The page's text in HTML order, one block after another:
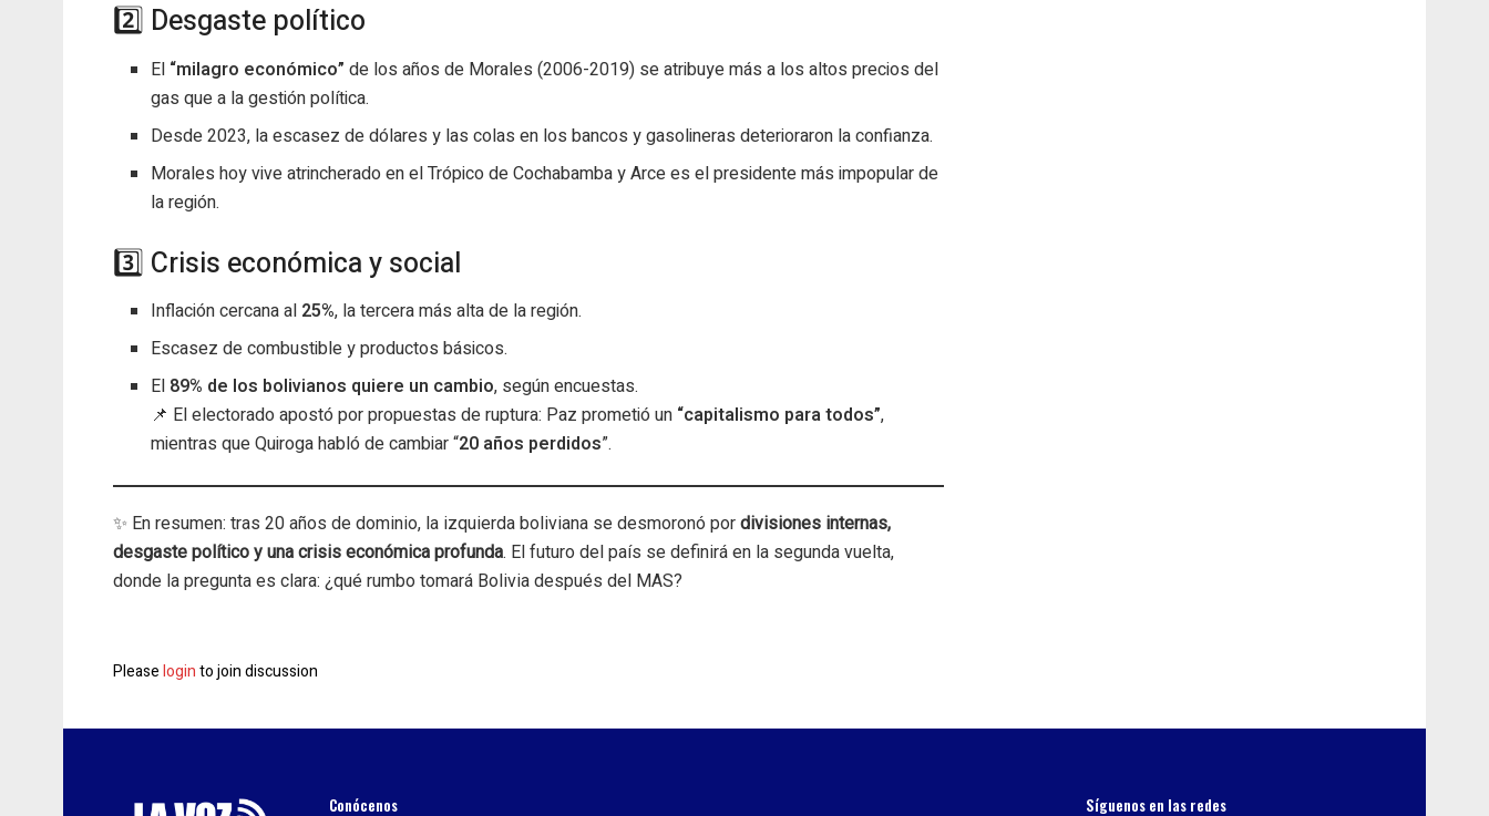
2️⃣ Desgaste político
El “milagro económico” de los años de Morales (2006-2019) se atribuye más a los altos precios del
gas que a la gestión política.
Desde 2023, la escasez de dólares y las colas en los bancos y gasolineras deterioraron la confianza.
Morales hoy vive atrincherado en el Trópico de Cochabamba y Arce es el presidente más impopular de
la región.
3️⃣ Crisis económica y social
Inflación cercana al 25%, la tercera más alta de la región.
Escasez de combustible y productos básicos.
El 89% de los bolivianos quiere un cambio, según encuestas.
📌 El electorado apostó por propuestas de ruptura: Paz prometió un “capitalismo para todos”,
mientras que Quiroga habló de cambiar “20 años perdidos”.
✨ En resumen: tras 20 años de dominio, la izquierda boliviana se desmoronó por divisiones internas,
desgaste político y una crisis económica profunda. El futuro del país se definirá en la segunda vuelta,
donde la pregunta es clara: ¿qué rumbo tomará Bolivia después del MAS?
Pleaseloginto join discussion
Conócenos Síguenos en las redes